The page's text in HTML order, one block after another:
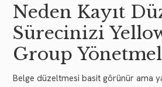
Neden Kayıt
Sürecinizi
Group
Belge düzeltmesi basit görünür ama